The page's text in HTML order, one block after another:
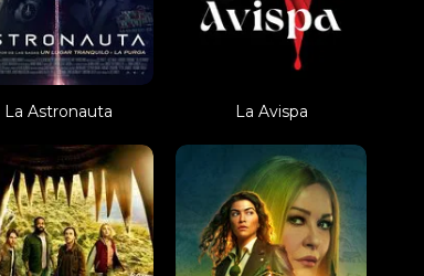
La Astronauta La Avispa